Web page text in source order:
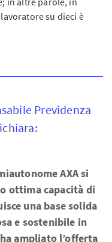
su dieci è
Previdenza
AXA si
ottima capacità di
una base solida
e sostenibile in
ampliato l’offerta